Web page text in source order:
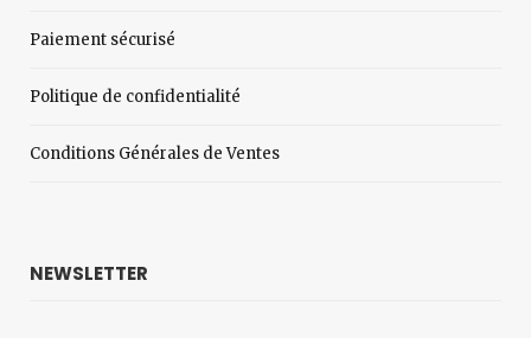
Paiement sécurisé
Politique de confidentialité
Conditions Générales de Ventes
NEWSLETTER